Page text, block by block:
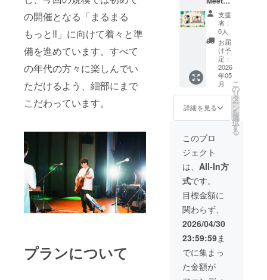
の開催となる「まるまる
もっと‼︎」に向けて着々と準
備を進めています。すべて
の年代の方々に楽しんでい
ただけるよう、細部にまで
こだわっています。
プランについて
にご支
援頂い
た方の
お名前
を記載
しま
す。(選
択可) ・
数量に
限りは
ござい
ませ
ント後
サイン
を入れ
て送付
させて
頂きま
す。】
・掲載
期間：
5月9日
のイベ
ント当
日のみ
場所は
要相
談。 ＊
関西近
郊は応
相談 ＊
大阪府
以外は
別途交
通費が
発生す
いま
す、要
相談 ＊
場所や
状況に
よって
は演奏
を止め
られる
可能性
もあり
ます。
状況に
応じて
代替案
Greetプ
ラン】
ご支援
頂いた
方と1:1
でイベ
ントの
ことや
質問な
どなど
オンラ
インで
30分
みっち
りお話
しでき
るプラ
ン。 普
段のラ
イブ物
販では
聞けな
いこ
と、話
せない
ことも
話せる
チャン
ス。
支援
者：
0人
お届
け予
定：
2026
年05
月
詳細を見る
こ
の
リ
タ
ー
ン
を
選
択
す
る
このプロ
ジェクト
は、 All-In方
式です。
目標金額に
関わらず、
2026/04/30
23:59:59ま
でに集まっ
た金額が